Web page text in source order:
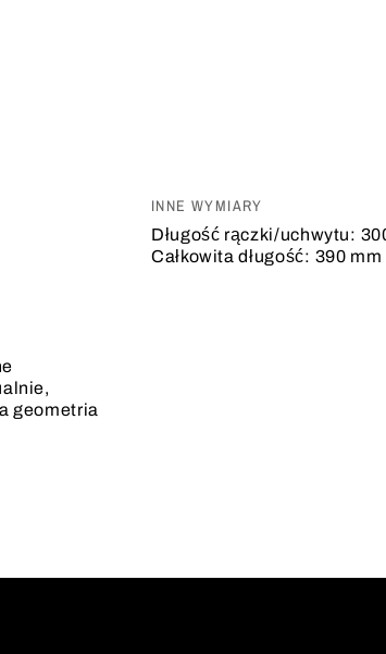
INNE WYMIARY
Długość rączki/uchwytu:
Całkowita długość: 390 mm
geometria